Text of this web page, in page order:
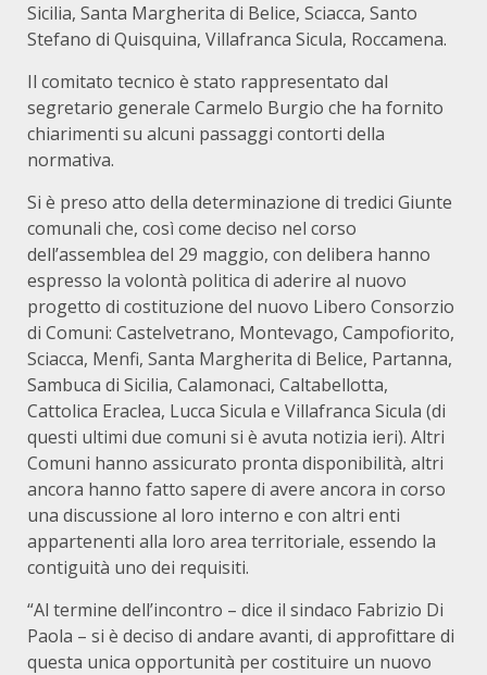
Sicilia, Santa Margherita di Belice, Sciacca, Santo
Stefano di Quisquina, Villafranca Sicula, Roccamena.
Il comitato tecnico è stato rappresentato dal
segretario generale Carmelo Burgio che ha fornito
chiarimenti su alcuni passaggi contorti della
normativa.
Si è preso atto della determinazione di tredici Giunte
comunali che, così come deciso nel corso
dell’assemblea del 29 maggio, con delibera hanno
espresso la volontà politica di aderire al nuovo
progetto di costituzione del nuovo Libero Consorzio
di Comuni: Castelvetrano, Montevago, Campofiorito,
Sciacca, Menfi, Santa Margherita di Belice, Partanna,
Sambuca di Sicilia, Calamonaci, Caltabellotta,
Cattolica Eraclea, Lucca Sicula e Villafranca Sicula (di
questi ultimi due comuni si è avuta notizia ieri). Altri
Comuni hanno assicurato pronta disponibilità, altri
ancora hanno fatto sapere di avere ancora in corso
una discussione al loro interno e con altri enti
appartenenti alla loro area territoriale, essendo la
contiguità uno dei requisiti.
“Al termine dell’incontro – dice il sindaco Fabrizio Di
Paola – si è deciso di andare avanti, di approfittare di
questa unica opportunità per costituire un nuovo